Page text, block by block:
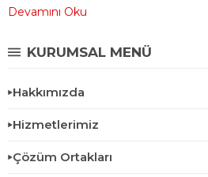
Devamını Oku
KURUMSAL MENÜ
Hakkımızda
Hizmetlerimiz
Çözüm Ortakları